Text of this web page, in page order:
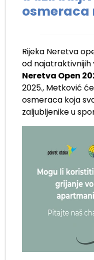
osmeraca
Rijeka Neretva
od najatraktivnijih
Neretva Open
2025., Metković
osmeraca koja
zaljubljenike u